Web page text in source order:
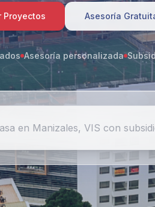
Proyectos Asesoría
Asesoría personalizada
en Manizales, VIS con